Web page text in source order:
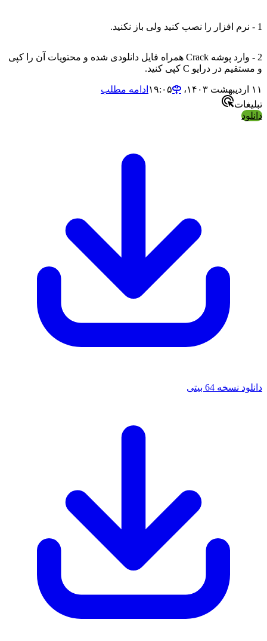
1 - نرم افزار را نصب کنید ولی باز نکنید.
2 - وارد پوشه Crack همراه فایل دانلودی شده و محتویات آن را کپی
و مستقیم در درایو C کپی کنید.
۱۱ اردیبهشت ۱۴۰۳،‏ ۱۹:۰۵
ادامه مطلب
تبلیغات
دانلود
دانلود نسخه 64 بیتی